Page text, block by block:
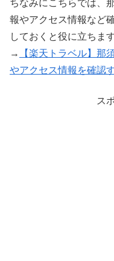
ちなみにこちらでは、
報やアクセス情報など
しておくと役に立ちま
→
【楽天トラベル】那
やアクセス情報を確認
ス